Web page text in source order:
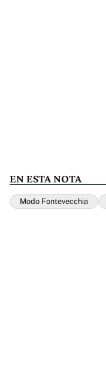
EN ESTA NOTA
Modo Fontevecchia